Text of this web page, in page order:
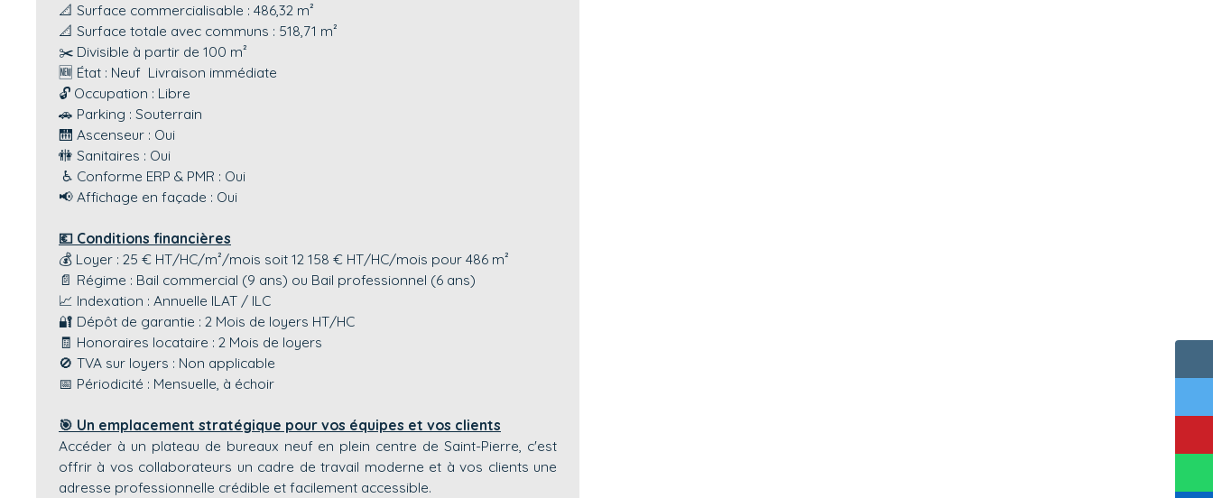
📐 Surface commercialisable : 486,32 m²
📐 Surface totale avec communs : 518,71 m²
✂️ Divisible à partir de 100 m²
🆕 État : Neuf Livraison immédiate
🔓 Occupation : Libre
🚗 Parking : Souterrain
🛗 Ascenseur : Oui
🚻 Sanitaires : Oui
♿ Conforme ERP & PMR : Oui
📢 Affichage en façade : Oui
💶 Conditions financières
💰 Loyer : 25 € HT/HC/m²/mois soit 12 158 € HT/HC/mois pour 486 m²
📄 Régime : Bail commercial (9 ans) ou Bail professionnel (6 ans)
📈 Indexation : Annuelle ILAT / ILC
🔐 Dépôt de garantie : 2 Mois de loyers HT/HC
🧾 Honoraires locataire : 2 Mois de loyers
🚫 TVA sur loyers : Non applicable
📅 Périodicité : Mensuelle, à échoir
🎯 Un emplacement stratégique pour vos équipes et vos clients
Accéder à un plateau de bureaux neuf en plein centre de Saint-Pierre, c'est
offrir à vos collaborateurs un cadre de travail moderne et à vos clients une
adresse professionnelle crédible et facilement accessible.